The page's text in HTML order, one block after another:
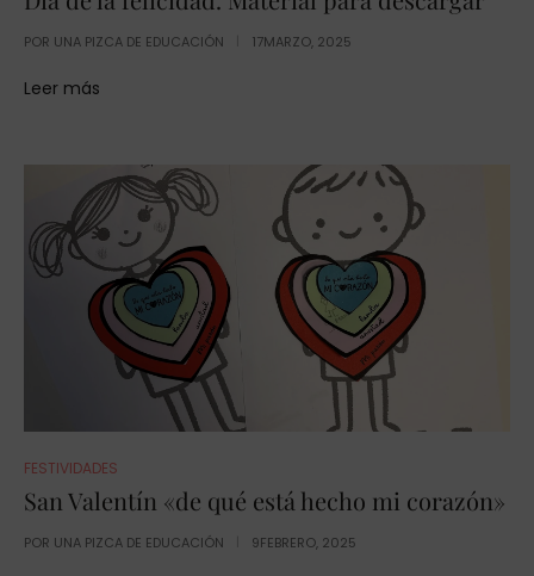
POR UNA PIZCA DE EDUCACIÓN 17MARZO, 2025
Leer más
FESTIVIDADES
San Valentín «de qué está hecho mi corazón»
POR UNA PIZCA DE EDUCACIÓN 9FEBRERO, 2025